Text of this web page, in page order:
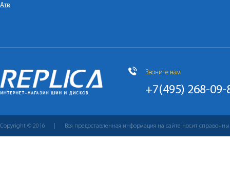
Атв
Звоните нам
+7(495) 268-09-
Copyright © 2016 Вся предоставленная информация на сайте носит